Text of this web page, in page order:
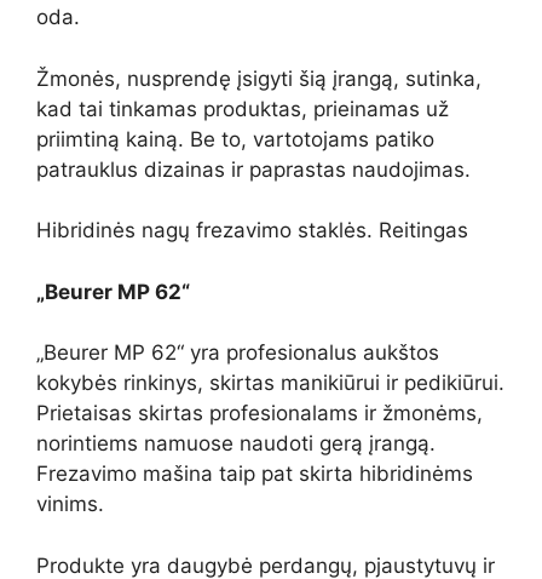
oda.
Žmonės, nusprendę įsigyti šią įrangą, sutinka,
kad tai tinkamas produktas, prieinamas už
priimtiną kainą. Be to, vartotojams patiko
patrauklus dizainas ir paprastas naudojimas.
Hibridinės nagų frezavimo staklės. Reitingas
„Beurer MP 62“
„Beurer MP 62“ yra profesionalus aukštos
kokybės rinkinys, skirtas manikiūrui ir pedikiūrui.
Prietaisas skirtas profesionalams ir žmonėms,
norintiems namuose naudoti gerą įrangą.
Frezavimo mašina taip pat skirta hibridinėms
vinims.
Produkte yra daugybė perdangų, pjaustytuvų ir